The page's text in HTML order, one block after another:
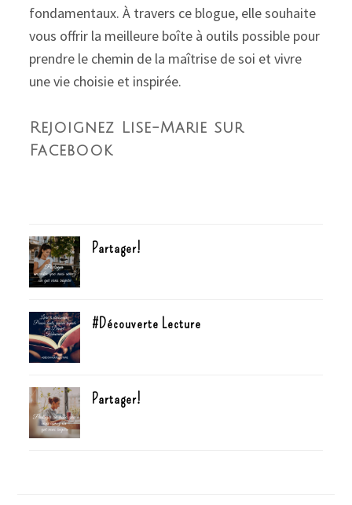
fondamentaux. À travers ce blogue, elle souhaite
vous offrir la meilleure boîte à outils possible pour
prendre le chemin de la maîtrise de soi et vivre
une vie choisie et inspirée.
Rejoignez Lise-Marie sur
Facebook
Partager!
#Découverte Lecture
Partager!